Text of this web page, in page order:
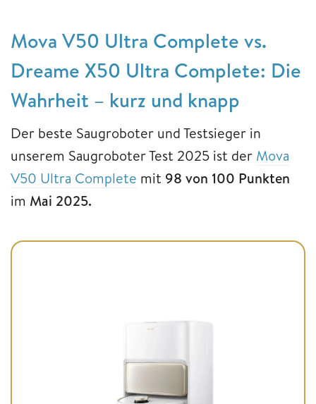
Mova V50 Ultra Complete vs.
Dreame X50 Ultra Complete: Die
Wahrheit – kurz und knapp
Der beste Saugroboter und Testsieger in
unserem Saugroboter Test 2025 ist der Mova
V50 Ultra Complete mit 98 von 100 Punkten
im Mai 2025.